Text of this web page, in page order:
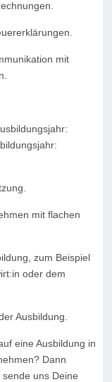
mit
mit flachen
zum Beispiel
oder dem
Ausbildung.
eine Ausbildung in
Dann
uns Deine